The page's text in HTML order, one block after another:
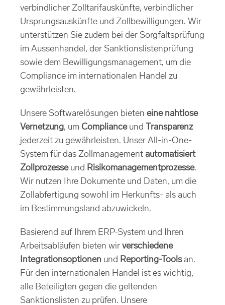
verbindlicher Zolltarifauskünfte, verbindlicher
Ursprungsauskünfte und Zollbewilligungen. Wir
unterstützen Sie zudem bei der Sorgfaltsprüfung
im Aussenhandel, der Sanktionslistenprüfung
sowie dem Bewilligungsmanagement, um die
Compliance im internationalen Handel zu
gewährleisten.
Unsere Softwarelösungen bieten eine nahtlose
Vernetzung, um Complianceund Transparenz
jederzeit zu gewährleisten. Unser All-in-One-
System für das Zollmanagement automatisiert
Zollprozesseund Risikomanagementprozesse.
Wir nutzen Ihre Dokumente und Daten, um die
Zollabfertigung sowohl im Herkunfts- als auch
im Bestimmungsland abzuwickeln.
Basierend auf Ihrem ERP-System und Ihren
Arbeitsabläufen bieten wir verschiedene
Integrationsoptionen und Reporting-Toolsan.
Für den internationalen Handel ist es wichtig,
alle Beteiligten gegen die geltenden
Sanktionslisten zu prüfen. Unsere